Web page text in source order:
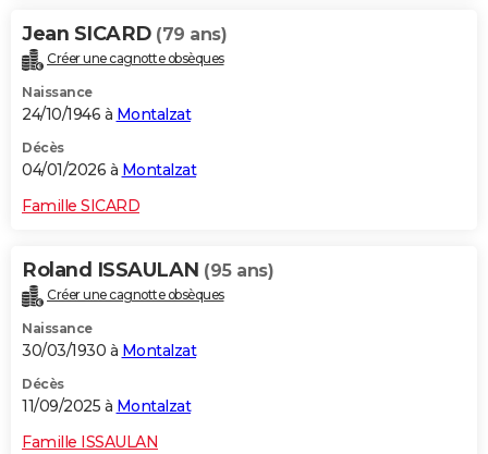
Carte de Noël
Carte Bonne année
Carte Saint-Valentin
Carte Pâques
Carte d'anniversaire
DICTIONNAIRE
Dictionnaire
Biographies
Citations
Expressions
Proverbes
PROGRAMME TV
S'inscrire
Se connecter
Lycées
Collèges
Primaires
Universités
Entreprises
Service militaire
Avis de recherche
AVIS DE DÉCÈS
FORUM
Bricolage
Lifestyle
Culture
Television
Voyage
Cinema
Jean SICARD (79 ans)
Créer une cagnotte obsèques
Naissance
24/10/1946 à Montalzat
Décès
04/01/2026 à Montalzat
Famille SICARD
Roland ISSAULAN (95 ans)
Créer une cagnotte obsèques
Naissance
30/03/1930 à Montalzat
Décès
11/09/2025 à Montalzat
Famille ISSAULAN